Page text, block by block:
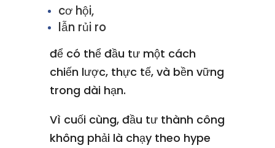
cơ hội,
lẫn rủi ro
để có thể đầu tư một cách
chiến lược, thực tế, và bền vững
trong dài hạn.
Vì cuối cùng, đầu tư thành công
không phải là chạy theo hype